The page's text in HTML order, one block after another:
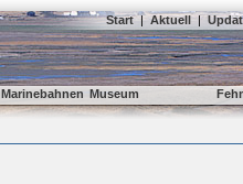
Start | Aktuell |
Marinebahnen Museum